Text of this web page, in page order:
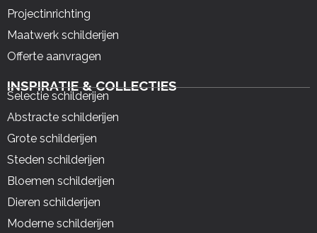
Projectinrichting
Maatwerk schilderijen
Offerte aanvragen
INSPIRATIE & COLLECTIES
Selectie schilderijen
Abstracte schilderijen
Grote schilderijen
Steden schilderijen
Bloemen schilderijen
Dieren schilderijen
Moderne schilderijen